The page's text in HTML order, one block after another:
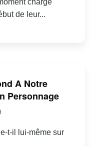
chargé
de leur...
A Notre
Personnage
t-il lui-même sur